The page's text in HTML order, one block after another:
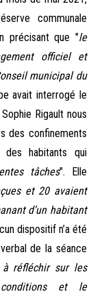
communale
précisant que "le
officiel et
municipal du
avait interrogé le
Rigault nous
des confinements
des habitants qui
tâches". Elle
et 20 avaient
d’un habitant
dispositif n’a été
de la séance
réfléchir sur les
et le